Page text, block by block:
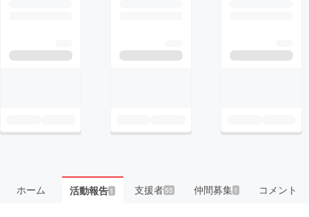
ホーム 活動報告1 支援者55 仲間募集 1 コメント